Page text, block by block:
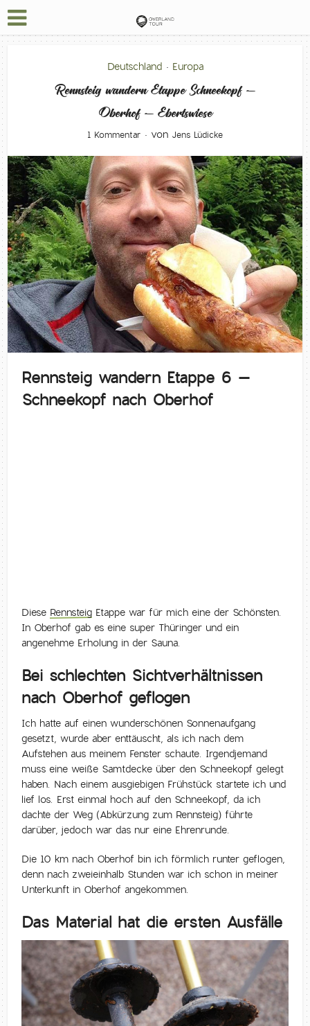
Deutschland • Europa
Rennsteig wandern Etappe Schneekopf –
Oberhof – Ebertswiese
1 Kommentar von Jens Lüdicke
Rennsteig wandern Etappe 6 –
Schneekopf nach Oberhof
Diese Rennsteig Etappe war für mich eine der Schönsten.
In Oberhof gab es eine super Thüringer und ein
angenehme Erholung in der Sauna.
Bei schlechten Sichtverhältnissen
nach Oberhof geflogen
Ich hatte auf einen wunderschönen Sonnenaufgang
gesetzt, wurde aber enttäuscht, als ich nach dem
Aufstehen aus meinem Fenster schaute. Irgendjemand
muss eine weiße Samtdecke über den Schneekopf gelegt
haben. Nach einem ausgiebigen Frühstück startete ich und
lief los. Erst einmal hoch auf den Schneekopf, da ich
dachte der Weg (Abkürzung zum Rennsteig) führte
darüber, jedoch war das nur eine Ehrenrunde.
Die 10 km nach Oberhof bin ich förmlich runter geflogen,
denn nach zweieinhalb Stunden war ich schon in meiner
Unterkunft in Oberhof angekommen.
Das Material hat die ersten Ausfälle